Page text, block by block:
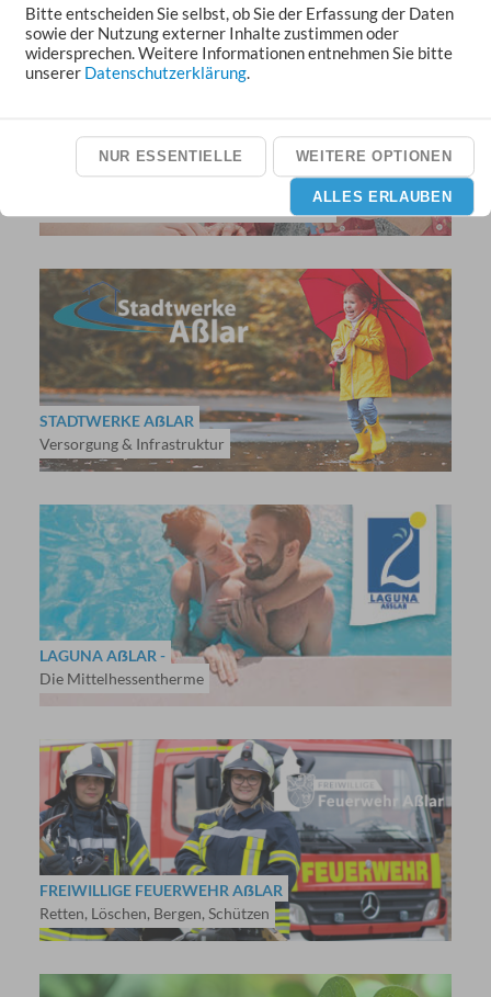
Pflege und hauswirtschaftliche Versorgung
STADTWERKE AẞLAR
Versorgung & Infrastruktur
LAGUNA AẞLAR -
Die Mittelhessentherme
FREIWILLIGE FEUERWEHR AẞLAR
Retten, Löschen, Bergen, Schützen
Bitte entscheiden Sie selbst, ob Sie der Erfassung der Daten
sowie der Nutzung externer Inhalte zustimmen oder
widersprechen. Weitere Informationen entnehmen Sie bitte
unserer Datenschutzerklärung.
NUR ESSENTIELLE WEITERE OPTIONEN
ALLES ERLAUBEN